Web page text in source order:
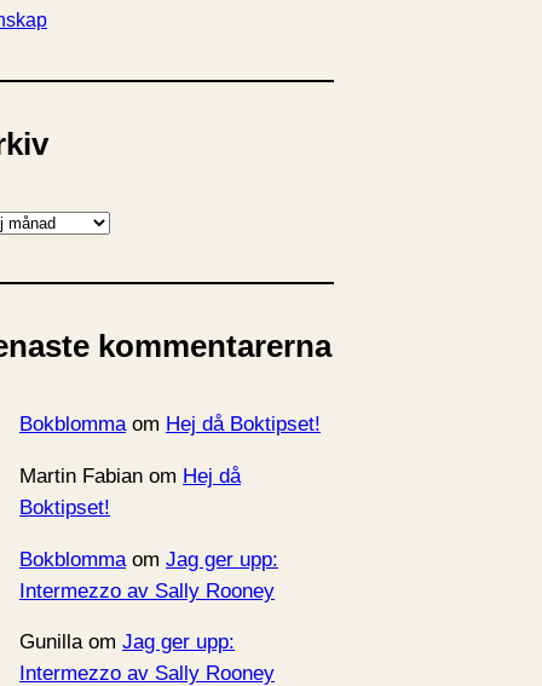
kommentarerna
Bokblommaom Hej då Boktipset!
Martin Fabian om Hej då
Boktipset!
Bokblomma om Jag ger upp:
Intermezzo av Sally Rooney
Gunillaom Jag ger upp:
Intermezzo av Sally Rooney